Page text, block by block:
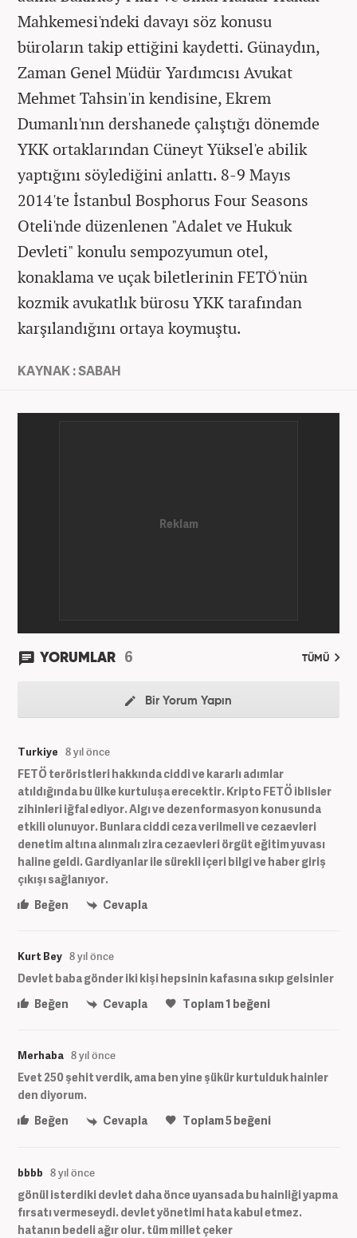
Mahkemesi'ndeki davayı söz konusu
büroların takip ettiğini kaydetti. Günaydın,
Zaman Genel Müdür Yardımcısı Avukat
Mehmet Tahsin'in kendisine, Ekrem
Dumanlı'nın dershanede çalıştığı dönemde
YKK ortaklarından Cüneyt Yüksel'e abilik
yaptığını söylediğini anlattı. 8-9 Mayıs
2014'te İstanbul Bosphorus Four Seasons
Oteli'nde düzenlenen "Adalet ve Hukuk
Devleti" konulu sempozyumun otel,
konaklama ve uçak biletlerinin FETÖ'nün
kozmik avukatlık bürosu YKK tarafından
karşılandığını ortaya koymuştu.
KAYNAK : SABAH
YORUMLAR 6 TÜMÜ
Bir Yorum Yapın
Turkiye 8 yıl önce
FETÖ teröristleri hakkında ciddi ve kararlı adımlar
atıldığında bu ülke kurtuluşa erecektir. Kripto FETÖ iblisler
zihinleri iğfal ediyor. Algı ve dezenformasyon konusunda
etkili olunuyor. Bunlara ciddi ceza verilmeli ve cezaevleri
denetim altına alınmalı zira cezaevleri örgüt eğitim yuvası
haline geldi. Gardiyanlar ile sürekli içeri bilgi ve haber giriş
çıkışı sağlanıyor.
Beğen
Cevapla
Kurt Bey 8 yıl önce
Devlet baba gönder iki kişi hepsinin kafasına sıkıp gelsinler
Beğen
Cevapla Toplam1 beğeni
Merhaba 8 yıl önce
Evet 250 şehit verdik, ama ben yine şükür kurtulduk hainler
den diyorum.
Beğen
Cevapla Toplam5beğeni
bbbb 8 yıl önce
gönül isterdiki devlet daha önce uyansada bu hainliği yapma
fırsatı vermeseydi. devlet yönetimi hata kabul etmez.
hatanın bedeli ağır olur. tüm millet çeker